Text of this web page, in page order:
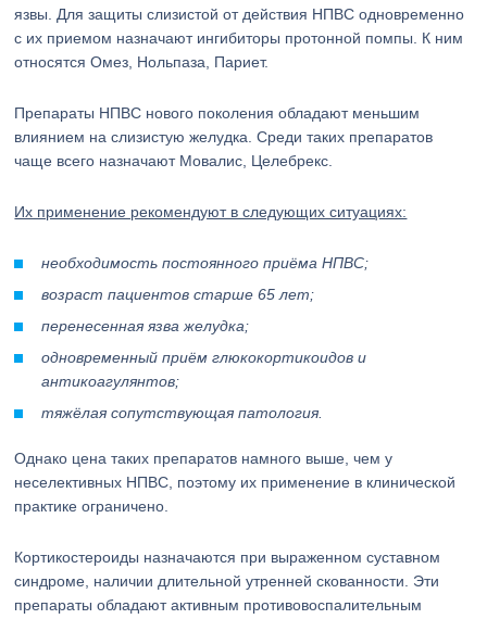
язвы. Для защиты слизистой от действия НПВС одновременно
с их приемом назначают ингибиторы протонной помпы. К ним
относятся Омез, Нольпаза, Париет.
Препараты НПВС нового поколения обладают меньшим
влиянием на слизистую желудка. Среди таких препаратов
чаще всего назначают Мовалис, Целебрекс.
Их применение рекомендуют в следующих ситуациях:
необходимость постоянного приёма НПВС;
возраст пациентов старше 65 лет;
перенесенная язва желудка;
одновременный приём глюкокортикоидов и
антикоагулянтов;
тяжёлая сопутствующая патология.
Однако цена таких препаратов намного выше, чем у
неселективных НПВС, поэтому их применение в клинической
практике ограничено.
Кортикостероиды назначаются при выраженном суставном
синдроме, наличии длительной утренней скованности. Эти
препараты обладают активным противовоспалительным